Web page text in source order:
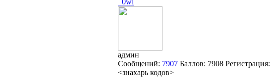
_0wl
админ
Сообщений: 7907 Баллов: 7908 Регистрация:
<знахарь кодов>